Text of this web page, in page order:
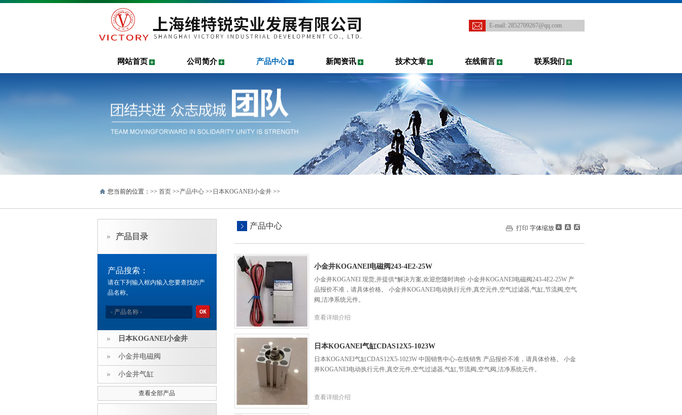
E-mail: 2852709267@qq.com
网站首页 公司简介 产品中心 新闻资讯 技术文章 在线留言 联系我们
您当前的位置：>> 首页 >>产品中心 >> 日本KOGANEI小金井 >>
产品目录
产品搜索：
请在下列输入框内输入您要查找的产
品名称。
日本KOGANEI小金井
小金井电磁阀
小金井气缸
查看全部产品
产品中心 打印 字体缩放
小金井KOGANEI电磁阀243-4E2-25W
小金井KOGANEI 现货,并提供*解决方案,欢迎您随时询价 小金井KOGANEI电磁阀243-4E2-25W 产
品报价不准，请具体价格。 小金井KOGANEI电动执行元件,真空元件,空气过滤器,气缸,节流阀,空气
阀,洁净系统元件。
查看详细介绍
日本KOGANEI气缸CDAS12X5-1023W
日本KOGANEI气缸CDAS12X5-1023W 中国销售中心-在线销售 产品报价不准，请具体价格。 小金
井KOGANEI电动执行元件,真空元件,空气过滤器,气缸,节流阀,空气阀,洁净系统元件。
查看详细介绍